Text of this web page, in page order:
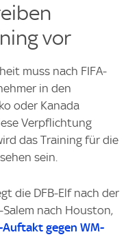
vor
muss nach FIFA-
in den
oder Kanada
Verpflichtung
das Training für die
sein.
die DFB-Elf nach der
nach Houston,
Auftakt gegen WM-